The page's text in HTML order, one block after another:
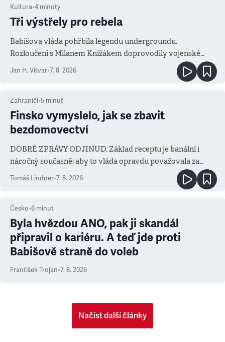
Kultura•4 minuty
Tři výstřely pro rebela
Babišova vláda pohřbila legendu undergroundu.
Rozloučení s Milanem Knížákem doprovodily vojenské
salvy i kritika pokrokářů
Jan H. Vitvar•7. 8. 2026
Zahraničí•5 minut
Finsko vymyslelo, jak se zbavit
bezdomovectví
DOBRÉ ZPRÁVY ODJINUD. Základ receptu je banální i
náročný současně: aby to vláda opravdu považovala za
prioritu
Tomáš Lindner•7. 8. 2026
Česko•6 minut
Byla hvězdou ANO, pak ji skandál
připravil o kariéru. A teď jde proti
Babišově straně do voleb
František Trojan•7. 8. 2026
Načíst další články